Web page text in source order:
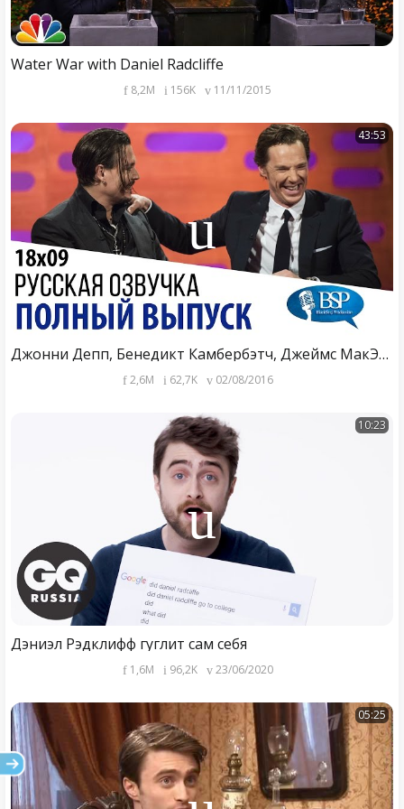
Water War with Daniel Radcliffe
8,2M 156K 11/11/2015
43:53
Джонни Депп, Бенедикт Камбербэтч, Джеймс МакЭвой, Дэниэл Рэдклифф [s18e09] | Шоу Грэма Нортона
2,6M 62,7K 02/08/2016
10:23
Дэниэл Рэдклифф гуглит сам себя
1,6M 96,2K 23/06/2020
05:25